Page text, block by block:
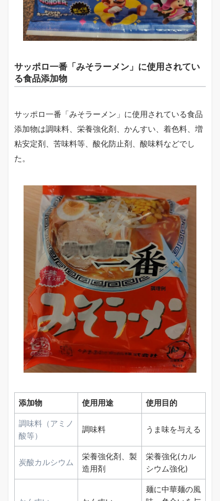
サッポロ一番「みそラーメン」に使用されてい
る食品添加物
サッポロ一番「みそラーメン」に使用されている食品
添加物は調味料、栄養強化剤、かんすい、着色料、増
粘安定剤、苦味料等、酸化防止剤、酸味料などでし
た。
添加物 使用用途 使用目的
調味料（アミノ
酸等）
調味料 うま味を与える
炭酸カルシウム
栄養強化剤、製
造用剤
栄養強化(カル
シウム強化)
麺に中華麺の風